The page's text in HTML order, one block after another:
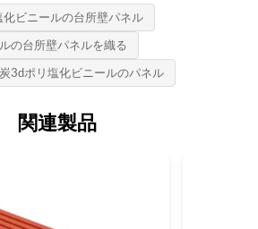
ズされています
ビニールの台所壁パネル
の台所壁パネルを織る
3dポリ塩化ビニールのパネル
関連製品